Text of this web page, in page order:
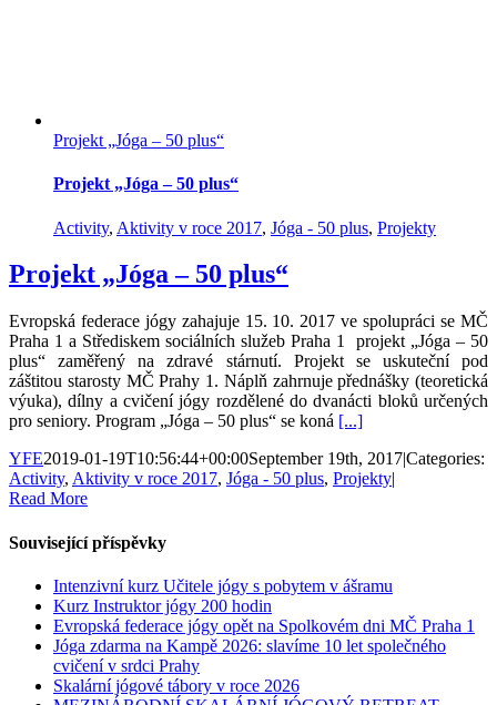
Projekt „Jóga – 50 plus“
Projekt „Jóga – 50 plus“
Activity, Aktivity v roce 2017, Jóga - 50 plus, Projekty
Projekt „Jóga – 50 plus“
Evropská federace jógy zahajuje 15. 10. 2017 ve spolupráci se MČ
Praha 1 a Střediskem sociálních služeb Praha 1 projekt „Jóga – 50
plus“ zaměřený na zdravé stárnutí. Projekt se uskuteční pod
záštitou starosty MČ Prahy 1. Náplň zahrnuje přednášky (teoretická
výuka), dílny a cvičení jógy rozdělené do dvanácti bloků určených
pro seniory. Program „Jóga – 50 plus“ se koná [...]
YFE2019-01-19T10:56:44+00:00September 19th, 2017|Categories:
Activity, Aktivity v roce 2017, Jóga - 50 plus, Projekty|
Read More
Související příspěvky
Intenzivní kurz Učitele jógy s pobytem v ášramu
Kurz Instruktor jógy 200 hodin
Evropská federace jógy opět na Spolkovém dni MČ Praha 1
Jóga zdarma na Kampě 2026: slavíme 10 let společného
cvičení v srdci Prahy
Skalární jógové tábory v roce 2026